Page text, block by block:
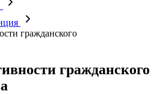
гражданского
гражданского